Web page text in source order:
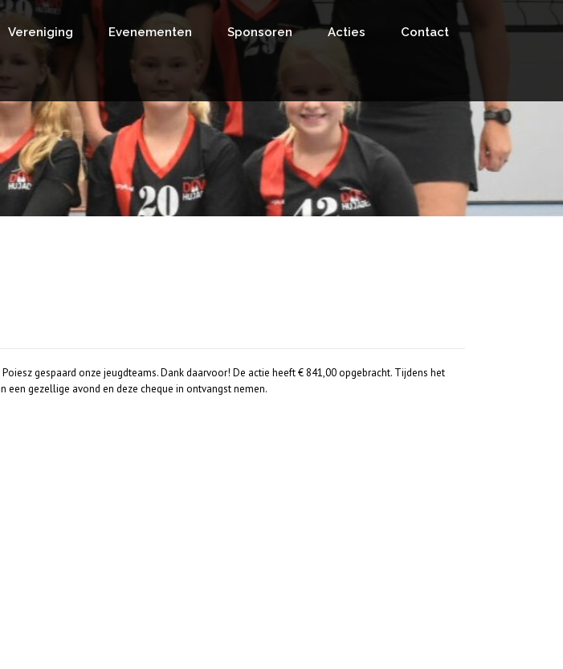
Vereniging Evenementen Sponsoren Acties Contact
gespaard onze jeugdteams. Dank daarvoor! De actie heeft € 841,00 opgebracht. Tijdens het
een gezellige avond en deze cheque in ontvangst nemen.